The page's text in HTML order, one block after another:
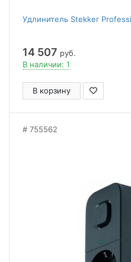
Удлинитель Stekker
14 507 руб.
В наличии: 1
В корзину
755562